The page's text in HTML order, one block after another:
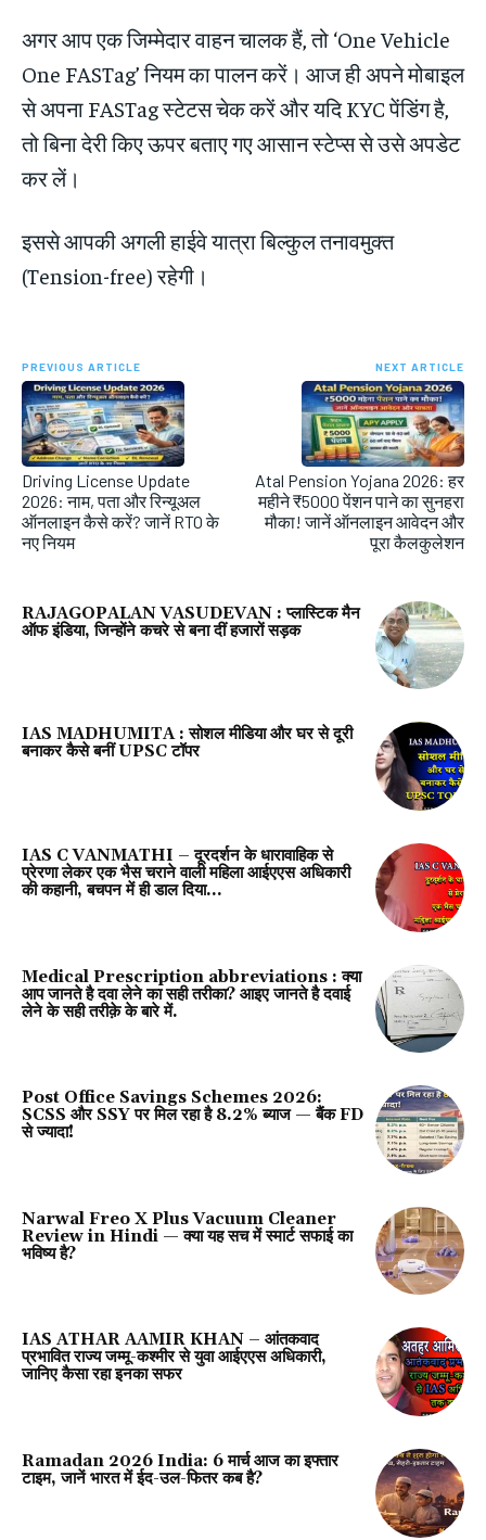
अगर आप एक जिम्मेदार वाहन चालक हैं, तो ‘One Vehicle
One FASTag’ नियम का पालन करें। आज ही अपने मोबाइल
से अपना FASTag स्टेटस चेक करें और यदि KYC पेंडिंग है,
तो बिना देरी किए ऊपर बताए गए आसान स्टेप्स से उसे अपडेट
कर लें।
इससे आपकी अगली हाईवे यात्रा बिल्कुल तनावमुक्त
(Tension-free) रहेगी।
PREVIOUS ARTICLE
Driving License Update
2026: नाम, पता और रिन्यूअल
ऑनलाइन कैसे करें? जानें RTO के
नए नियम
NEXT ARTICLE
Atal Pension Yojana 2026: हर
महीने ₹5000 पेंशन पाने का सुनहरा
मौका! जानें ऑनलाइन आवेदन और
पूरा कैलकुलेशन
RAJAGOPALAN VASUDEVAN : प्लास्टिक मैन
ऑफ इंडिया, जिन्होंने कचरे से बना दीं हजारों सड़क
IAS MADHUMITA : सोशल मीडिया और घर से दूरी
बनाकर कैसे बनीं UPSC टॉपर
IAS C VANMATHI – दूरदर्शन के धारावाहिक से
प्रेरणा लेकर एक भैस चराने वाली महिला आईएएस अधिकारी
की कहानी, बचपन में ही डाल दिया...
Medical Prescription abbreviations : क्या
आप जानते है दवा लेने का सही तरीका? आइए जानते है दवाई
लेने के सही तरीक़े के बारे में.
Post Office Savings Schemes 2026:
SCSS और SSY पर मिल रहा है 8.2% ब्याज — बैंक FD
से ज्यादा!
Narwal Freo X Plus Vacuum Cleaner
Review in Hindi — क्या यह सच में स्मार्ट सफाई का
भविष्य है?
IAS ATHAR AAMIR KHAN – आंतकवाद
प्रभावित राज्य जम्मू-कश्मीर से युवा आईएएस अधिकारी,
जानिए कैसा रहा इनका सफर
Ramadan 2026 India: 6 मार्च आज का इफ्तार
टाइम, जानें भारत में ईद-उल-फितर कब है?